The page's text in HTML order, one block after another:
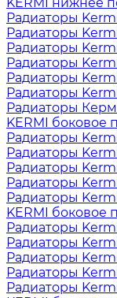
Радиаторы
Радиаторы
Радиаторы
Радиаторы
Радиаторы
Радиаторы
Радиаторы
KERMI боковое
Радиаторы
Радиаторы
Радиаторы
Радиаторы
Радиаторы
KERMI боковое
Радиаторы
Радиаторы
Радиаторы
Радиаторы
Радиаторы